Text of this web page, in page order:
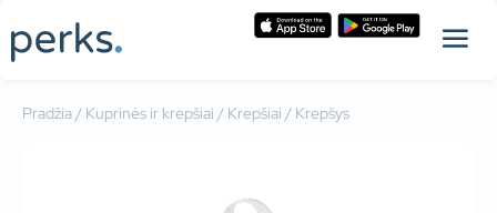
Pradžia/ Kuprinės ir krepšiai / Krepšiai / Krepšys